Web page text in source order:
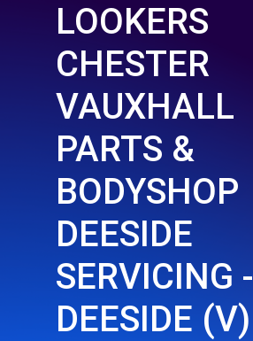
LOOKERS
CHESTER
VAUXHALL
PARTS &
BODYSHOP
DEESIDE
SERVICING -
DEESIDE (V)